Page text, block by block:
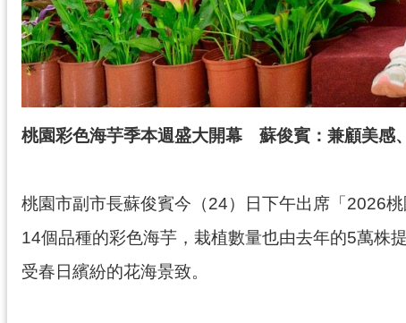
桃園彩色海芋季本週盛大開幕 蘇俊賓：兼顧美感
桃園市副市長蘇俊賓今（24）日下午出席「2026
14個品種的彩色海芋，栽植數量也由去年的5萬株
受春日繽紛的花海景致。